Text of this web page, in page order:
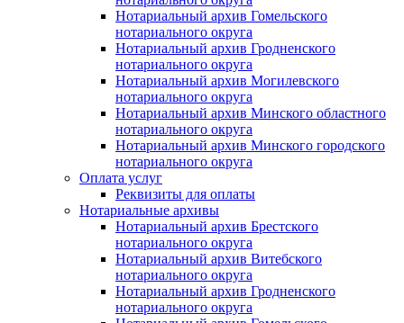
Нотариальный архив Гомельского
нотариального округа
Нотариальный архив Гродненского
нотариального округа
Нотариальный архив Могилевского
нотариального округа
Нотариальный архив Минского областного
нотариального округа
Нотариальный архив Минского городского
нотариального округа
Оплата услуг
Реквизиты для оплаты
Нотариальные архивы
Нотариальный архив Брестского
нотариального округа
Нотариальный архив Витебского
нотариального округа
Нотариальный архив Гродненского
нотариального округа